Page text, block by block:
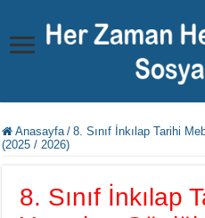
Anasayfa / 8. Sınıf İnkılap Tarihi
(2025 / 2026)
8. Sınıf İnkılap